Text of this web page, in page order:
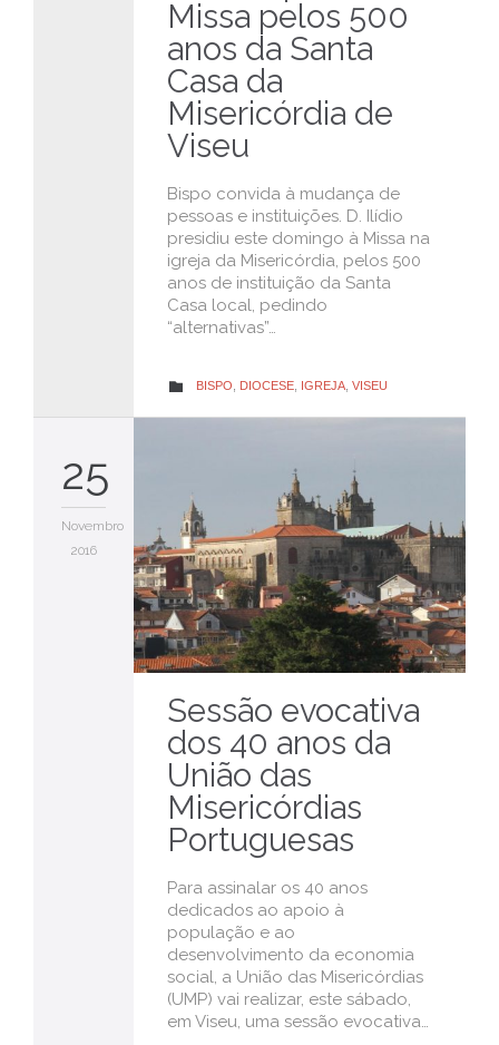
Missa pelos 500
anos da Santa
Casa da
Misericórdia de
Viseu
Bispo convida à mudança de
pessoas e instituições. D. Ilídio
presidiu este domingo à Missa na
igreja da Misericórdia, pelos 500
anos de instituição da Santa
Casa local, pedindo
“alternativas”…
 CATEGORY
BISPO DIOCESE IGREJA VISEU
25
Novembro
2016
Sessão evocativa
dos 40 anos da
União das
Misericórdias
Portuguesas
Para assinalar os 40 anos
dedicados ao apoio à
população e ao
desenvolvimento da economia
social, a União das Misericórdias
(UMP) vai realizar, este sábado,
em Viseu, uma sessão evocativa…